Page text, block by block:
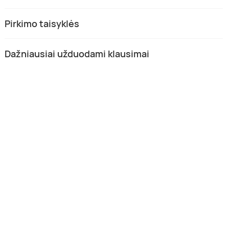
Pirkimo taisyklės
Dažniausiai užduodami klausimai